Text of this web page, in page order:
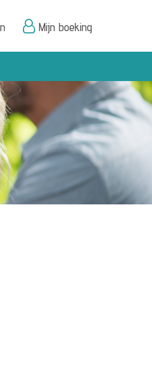
Mijn boeking